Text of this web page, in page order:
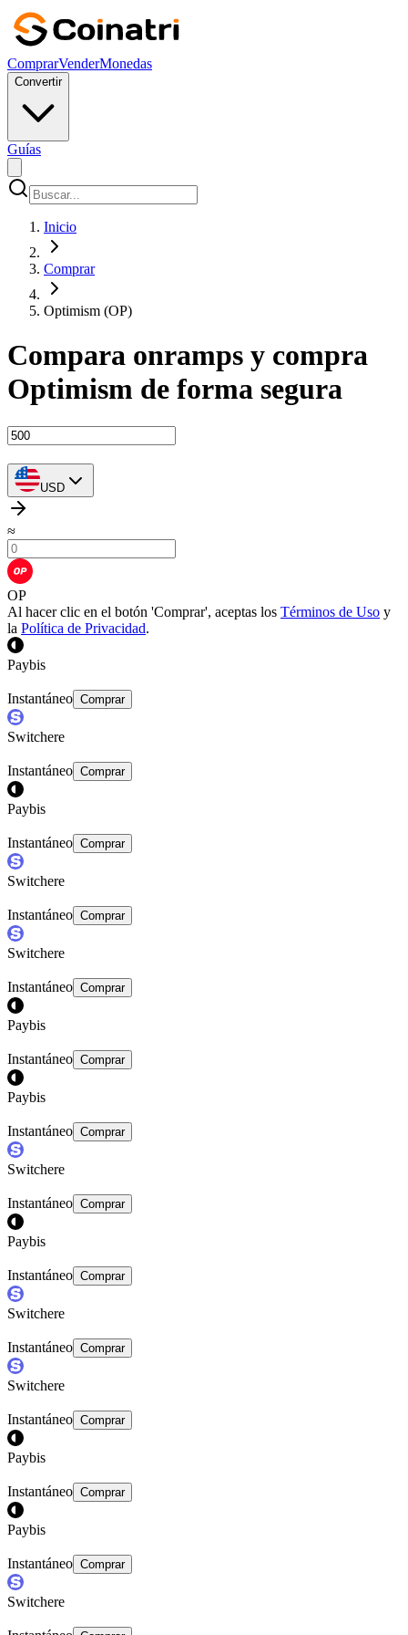
ComprarVenderMonedas
Convertir
Guías
Inicio
Comprar
Optimism (OP)
Compara onramps y compra
Optimism de forma segura
USD
≈
OP
Al hacer clic en el botón 'Comprar', aceptas los Términos de Uso y
la Política de Privacidad.
Paybis
Instantáneo Comprar
Switchere
Instantáneo Comprar
Paybis
Instantáneo Comprar
Switchere
Instantáneo Comprar
Switchere
Instantáneo Comprar
Paybis
Instantáneo Comprar
Paybis
Instantáneo Comprar
Switchere
Instantáneo Comprar
Paybis
Instantáneo Comprar
Switchere
Instantáneo Comprar
Switchere
Instantáneo Comprar
Paybis
Instantáneo Comprar
Paybis
Instantáneo Comprar
Switchere